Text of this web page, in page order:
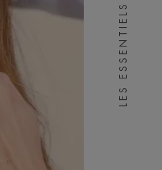
LES ESSENTIELS